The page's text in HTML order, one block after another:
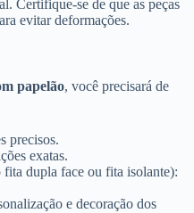
Certifique-se de que as peças
evitar deformações.
papelão, você precisará de
precisos.
exatas.
fita dupla face ou fita isolante):
e decoração dos